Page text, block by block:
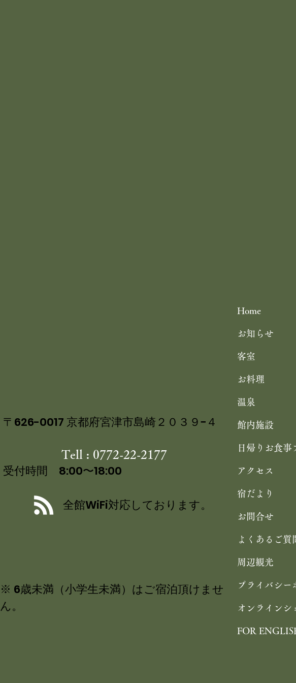
Home
お知らせ
客室
お料理
温泉
館内施設
日帰りお食事
アクセス
宿だより
お問合せ
よくあるご質
周辺観光
プライバシー
オンラインシ
FOR
〒626-0017 京都府宮津市島崎２０３９−４
Tell : 0772-22-2177
受付時間 8:00〜18:00
全館WiFi対応しております。
※ 6歳未満（小学生未満）はご宿泊頂けませ
ん。